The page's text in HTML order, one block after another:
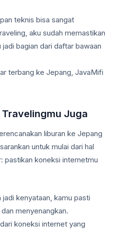
teknis bisa sangat
aku sudah memastikan
bagian dari daftar bawaan
terbang ke Jepang, JavaMifi
Travelingmu Juga
liburan ke Jepang
untuk mulai dari hal
pastikan koneksi internetmu
kenyataan, kamu pasti
menyenangkan.
koneksi internet yang